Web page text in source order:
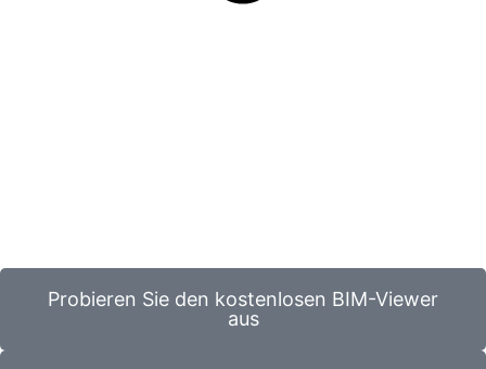
Probieren Sie den kostenlosen BIM-Viewer
aus